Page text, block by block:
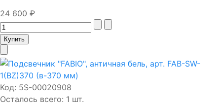
24 600 ₽
Код: 5S-00020908
Осталось всего: 1 шт.